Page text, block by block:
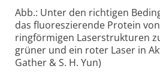
Abb.: Unter den richtigen
das fluoreszierende Protein
ringförmigen Laserstrukturen
grüner und ein roter Laser in
Gather & S. H. Yun)